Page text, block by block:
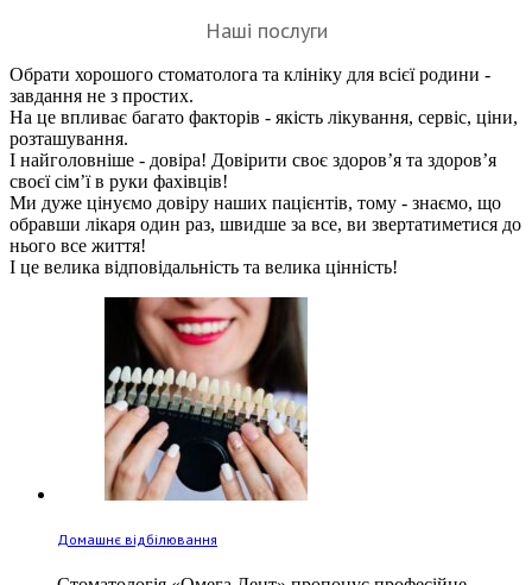
Наші послуги
Обрати хорошого стоматолога та клініку для всієї родини -
завдання не з простих.
На це впливає багато факторів - якість лікування, сервіс, ціни,
розташування.
І найголовніше - довіра! Довірити своє здоровʼя та здоровʼя
своєї сімʼї в руки фахівців!
Ми дуже цінуємо довіру наших пацієнтів, тому - знаємо, що
обравши лікаря один раз, швидше за все, ви звертатиметися до
нього все життя!
І це велика відповідальність та велика цінність!
Домашнє відбілювання